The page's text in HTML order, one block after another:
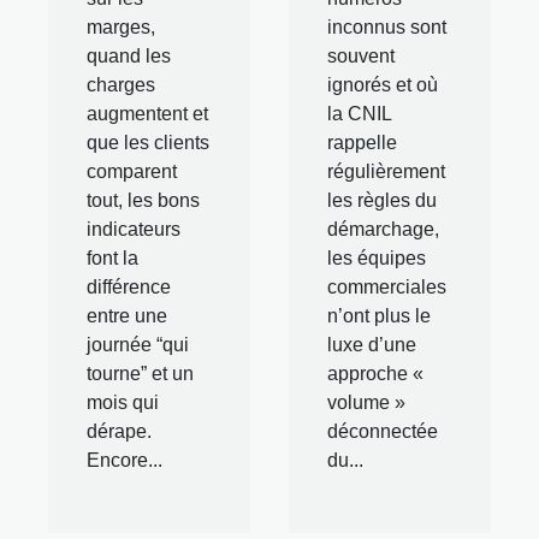
marges,
quand les
charges
augmentent et
que les clients
comparent
tout, les bons
indicateurs
font la
différence
entre une
journée “qui
tourne” et un
mois qui
dérape.
Encore...
inconnus sont
souvent
ignorés et où
la CNIL
rappelle
régulièrement
les règles du
démarchage,
les équipes
commerciales
n’ont plus le
luxe d’une
approche «
volume »
déconnectée
du...